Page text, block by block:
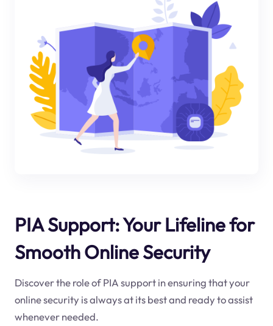
PIA Support: Your Lifeline for
Smooth Online Security
Discover the role of PIA support in ensuring that your
online security is always at its best and ready to assist
whenever needed.